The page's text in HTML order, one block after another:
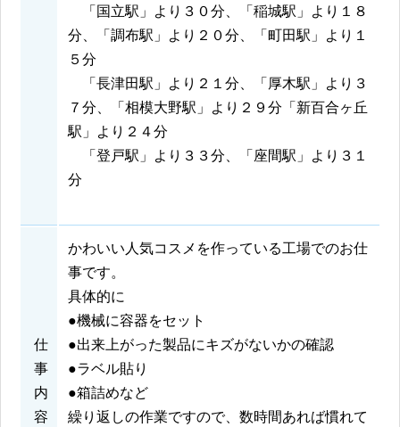
「国立駅」より３０分、「稲城駅」より１８
分、「調布駅」より２０分、「町田駅」より１
５分
「長津田駅」より２１分、「厚木駅」より３
７分、「相模大野駅」より２９分「新百合ヶ丘
駅」より２４分
「登戸駅」より３３分、「座間駅」より３１
分
仕
事
内
容
かわいい人気コスメを作っている工場でのお仕
事です。
具体的に
●機械に容器をセット
●出来上がった製品にキズがないかの確認
●ラベル貼り
●箱詰めなど
繰り返しの作業ですので、数時間あれば慣れて